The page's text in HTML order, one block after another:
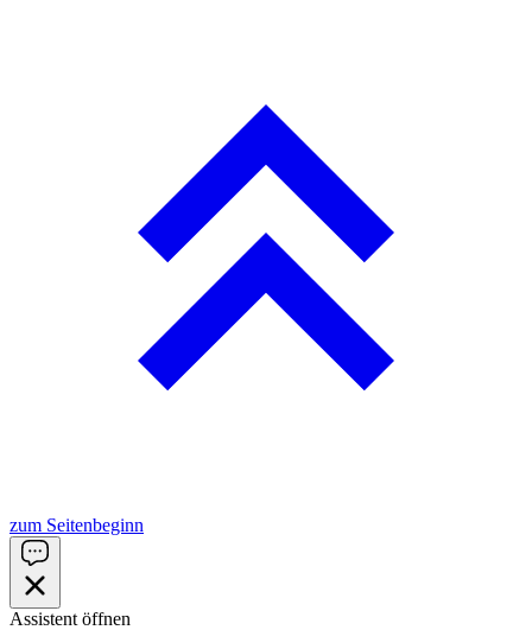
zum Seitenbeginn
Assistent öffnen